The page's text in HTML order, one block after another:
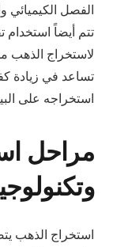
الفصل الكيميائي
تتم أيضاً استخدام
لاستخراج الذهب
تساعد في زيادة
استخراجه على
مراحل
استخراج الذهب